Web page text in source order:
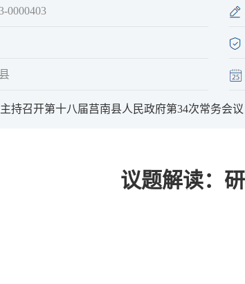
依申请公开
莒南概况 莒南影像
图说莒南
0000403
持召开第十八届莒南县人民政府第34次常务会议
议题解读：